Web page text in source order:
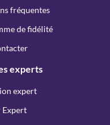
fréquentes
de fidélité
experts
expert
Expert